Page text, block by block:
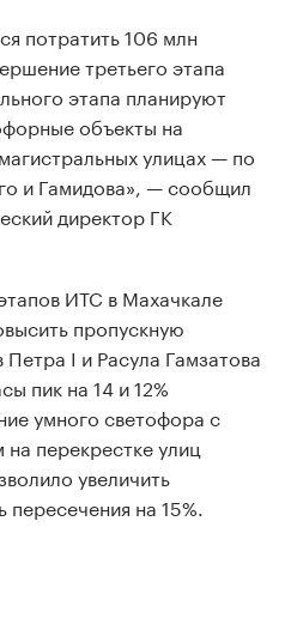
потратить 106 млн
третьего этапа
этапа планируют
объекты на
улицах — по
и Гамидова», — сообщил
директор ГК
ИТС в Махачкале
пропускную
I и Расула Гамзатова
пик на 14 и 12%
умного светофора с
перекрестке улиц
увеличить
на 15%.